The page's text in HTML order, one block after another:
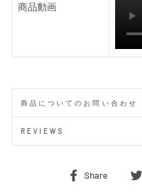
商品動画
商品についてのお問い合わせ
REVIEWS
Share
Share